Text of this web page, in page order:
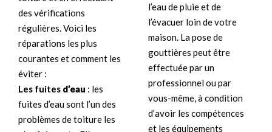
des vérifications
régulières. Voici les
réparations les plus
courantes et comment les
éviter :
Les fuites d’eau : les
fuites d’eau sont l’un des
problèmes de toiture les
l’eau de pluie et de
l’évacuer loin de votre
maison. La pose de
gouttières peut être
effectuée par un
professionnel ou par
vous-même, à condition
d’avoir les compétences
et les équipements